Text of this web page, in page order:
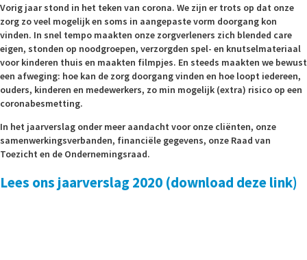
Vorig jaar stond in het teken van corona. We zijn er trots op dat onze
zorg zo veel mogelijk en soms in aangepaste vorm doorgang kon
vinden. In snel tempo maakten onze zorgverleners zich blended care
eigen, stonden op noodgroepen, verzorgden spel- en knutselmateriaal
voor kinderen thuis en maakten filmpjes. En steeds maakten we bewust
een afweging: hoe kan de zorg doorgang vinden en hoe loopt iedereen,
ouders, kinderen en medewerkers, zo min mogelijk (extra) risico op een
coronabesmetting.
In het jaarverslag onder meer aandacht voor onze cliënten, onze
samenwerkingsverbanden, financiële gegevens, onze Raad van
Toezicht en de Ondernemingsraad.
Lees ons jaarverslag 2020 (download deze link)